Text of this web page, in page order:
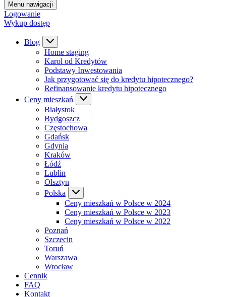
Menu nawigacji
Logowanie
Wykup dostęp
Blog
Home staging
Karol od Kredytów
Podstawy Inwestowania
Jak przygotować się do kredytu hipotecznego?
Refinansowanie kredytu hipotecznego
Ceny mieszkań
Białystok
Bydgoszcz
Częstochowa
Gdańsk
Gdynia
Kraków
Łódź
Lublin
Olsztyn
Polska
Ceny mieszkań w Polsce w 2024
Ceny mieszkań w Polsce w 2023
Ceny mieszkań w Polsce w 2022
Poznań
Szczecin
Toruń
Warszawa
Wrocław
Cennik
FAQ
Kontakt